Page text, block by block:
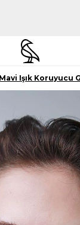
Işık Koruyucu